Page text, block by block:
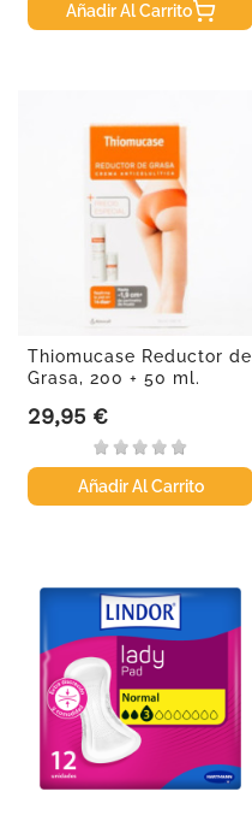
Añadir Al Carrito
Thiomucase Reductor de
Grasa, 200 + 50 ml.
Precio
29,95 €
Añadir Al Carrito